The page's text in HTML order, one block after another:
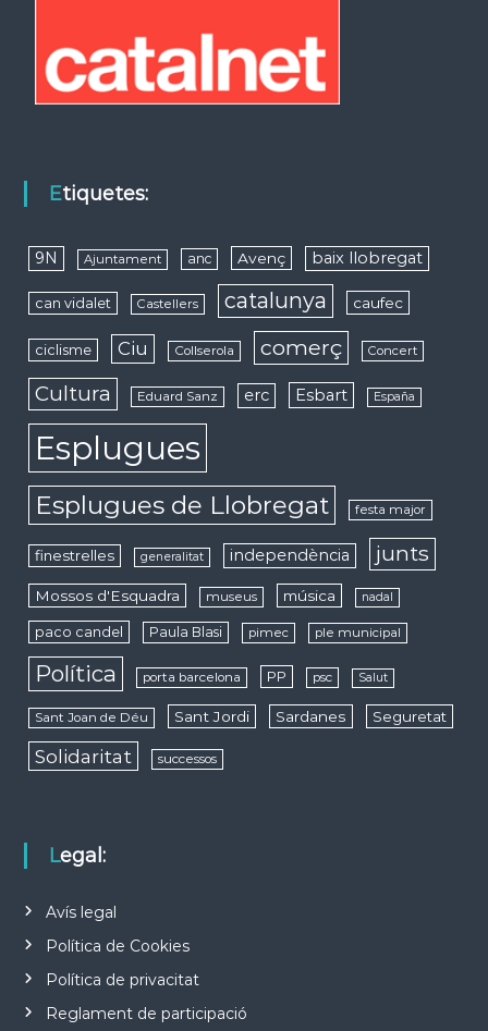
Etiquetes:
9N Ajuntament anc Avenç baix llobregat
can vidalet Castellers catalunya caufec
ciclisme Ciu Collserola comerç Concert
Cultura Eduard Sanz erc Esbart España
Esplugues
Esplugues de Llobregat festa major
finestrelles generalitat independència junts
Mossos d'Esquadra museus música nadal
paco candel Paula Blasi pimec ple municipal
Política porta barcelona PP psc Salut
Sant Joan de Déu Sant Jordi Sardanes Seguretat
Solidaritat successos
Legal:
Avís legal
Política de Cookies
Política de privacitat
Reglament de participació